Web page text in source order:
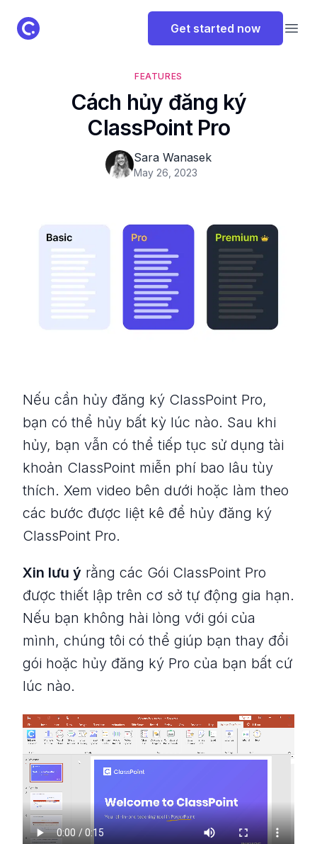
ClassPoint Logo Get started now
FEATURES
Cách hủy đăng ký
ClassPoint Pro
Sara Wanasek
May 26, 2023
Nếu cần hủy đăng ký ClassPoint Pro,
bạn có thể hủy bất kỳ lúc nào. Sau khi
hủy, bạn vẫn có thể tiếp tục sử dụng tài
khoản ClassPoint miễn phí bao lâu tùy
thích. Xem video bên dưới hoặc làm theo
các bước được liệt kê để hủy đăng ký
ClassPoint Pro.
Xin lưu ý rằng các Gói ClassPoint Pro
được thiết lập trên cơ sở tự động gia hạn.
Nếu bạn không hài lòng với gói của
mình, chúng tôi có thể giúp bạn thay đổi
gói hoặc hủy đăng ký Pro của bạn bất cứ
lúc nào.